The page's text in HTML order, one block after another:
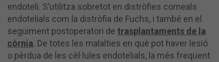
endoteli. S’utilitza sobretot en distròfies corneals
endotelials com la distròfia de Fuchs, i també en el
seguiment postoperatori de trasplantaments de la
còrnia. De totes les malalties en què pot haver lesió
o pèrdua de les cèl·lules endotelials, la més freqüent